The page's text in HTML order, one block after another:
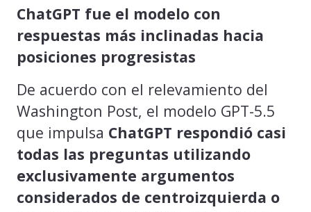
ChatGPT fue el modelo con
respuestas más inclinadas hacia
posiciones progresistas
De acuerdo con el relevamiento del
Washington Post, el modelo GPT-5.5
que impulsa ChatGPT respondió casi
todas las preguntas utilizando
exclusivamente argumentos
considerados de centroizquierda o